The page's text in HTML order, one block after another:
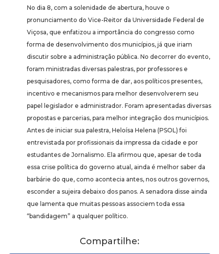
No dia 8, com a solenidade de abertura, houve o
pronunciamento do Vice-Reitor da Universidade Federal de
Viçosa, que enfatizou a importância do congresso como
forma de desenvolvimento dos municípios, já que iriam
discutir sobre a administração pública. No decorrer do evento,
foram ministradas diversas palestras, por professores e
pesquisadores, como forma de dar, aos políticos presentes,
incentivo e mecanismos para melhor desenvolverem seu
papel legislador e administrador. Foram apresentadas diversas
propostas e parcerias, para melhor integração dos municípios.
Antes de iniciar sua palestra, Heloísa Helena (PSOL) foi
entrevistada por profissionais da impressa da cidade e por
estudantes de Jornalismo. Ela afirmou que, apesar de toda
essa crise política do governo atual, ainda é melhor saber da
barbárie do que, como acontecia antes, nos outros governos,
esconder a sujeira debaixo dos panos. A senadora disse ainda
que lamenta que muitas pessoas associem toda essa
“bandidagem” a qualquer político.
Compartilhe: